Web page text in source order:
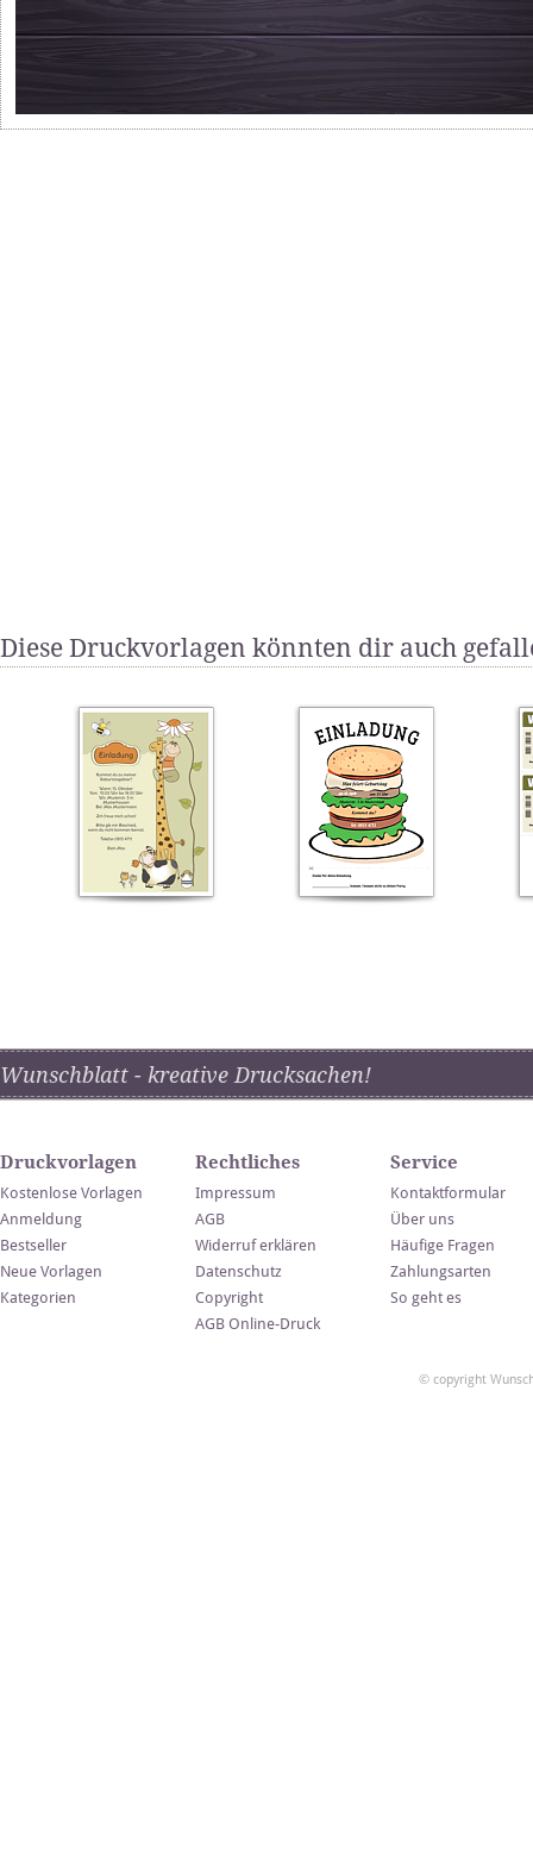
Diese Druckvorlagen könnten dir auch
Wunschblatt - kreative Drucksachen!
Druckvorlagen
Kostenlose Vorlagen
Anmeldung
Bestseller
Neue Vorlagen
Kategorien
Rechtliches
Impressum
AGB
Widerruf erklären
Datenschutz
Copyright
AGB Online-Druck
Service
Kontaktformular
Über uns
Häufige Fragen
Zahlungsarten
So geht es
© copyright